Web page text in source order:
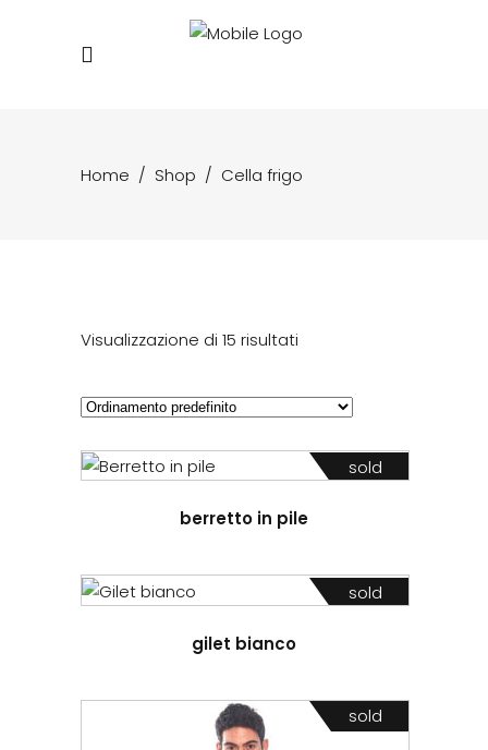
Home / Shop / Cella frigo
Visualizzazione di 15 risultati
sold
berretto in pile
sold
gilet bianco
sold